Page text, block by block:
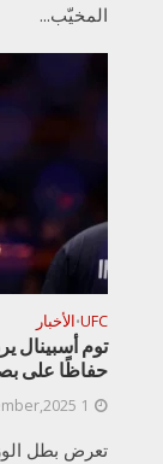
المخيّب...
UFC
•الأخبار
توم أسبينال
حفاظًا على
1 December,2025
تعرض بطل